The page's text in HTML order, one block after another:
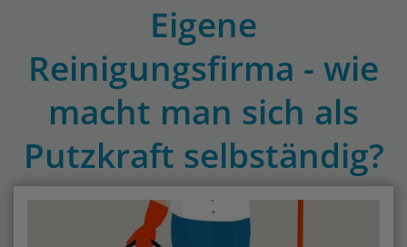
Eigene
Reinigungsfirma - wie
macht man sich als
Putzkraft selbständig?